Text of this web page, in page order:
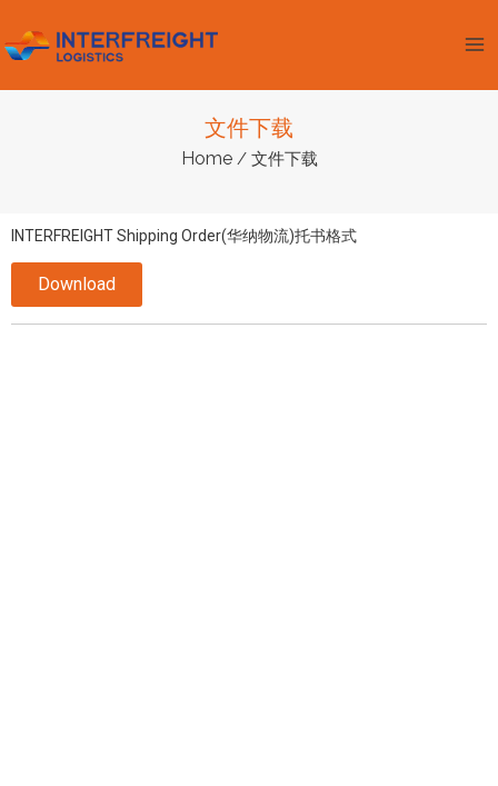
至
文件下载
Home/ 文件下载
INTERFREIGHT Shipping Order(华纳物流)托书格式
Download